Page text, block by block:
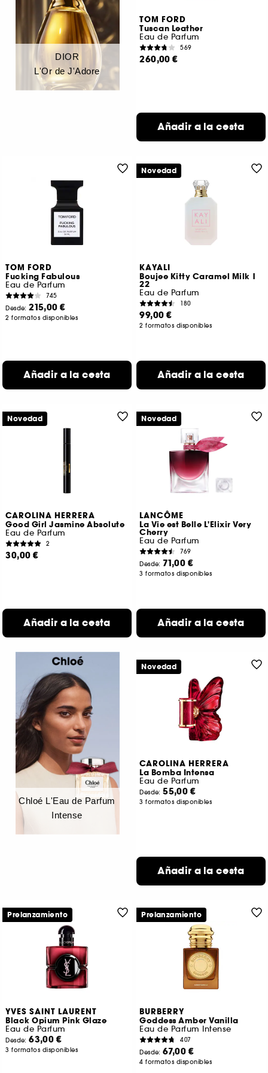
DIOR
L'Or de J'Adore
TOM FORD
Tuscan Leather
Eau de Parfum
569
260,00 €
Añadir a la cesta
TOM FORD
Fucking Fabulous
Eau de Parfum
745
Desde:215,00 €
2 formatos disponibles
Añadir a la cesta
KAYALI
Boujee Kitty Caramel Milk |
22
Eau de Parfum
180
99,00 €
2 formatos disponibles
Añadir a la cesta
Novedad
CAROLINA HERRERA
Good Girl Jasmine Absolute
Eau de Parfum
2
30,00 €
Añadir a la cesta
Novedad
LANCÔME
La Vie est Belle L'Elixir Very
Cherry
Eau de Parfum
769
Desde: 71,00 €
3 formatos disponibles
Añadir a la cesta
Novedad
Chloé L'Eau de Parfum
Intense
CAROLINA HERRERA
La Bomba Intensa
Eau de Parfum
Desde:55,00 €
3 formatos disponibles
Añadir a la cesta
Novedad
YVES SAINT LAURENT
Black Opium Pink Glaze
Eau de Parfum
Desde:63,00 €
3 formatos disponibles
Prelanzamiento
BURBERRY
Goddess Amber Vanilla
Eau de Parfum Intense
407
Desde:67,00 €
4 formatos disponibles
Prelanzamiento